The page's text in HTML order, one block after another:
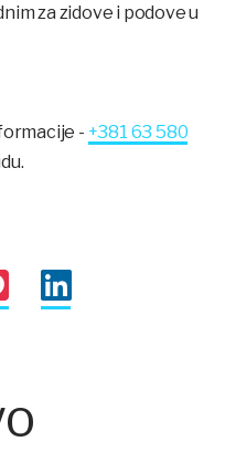
za zidove i podove u
- +381 63 580